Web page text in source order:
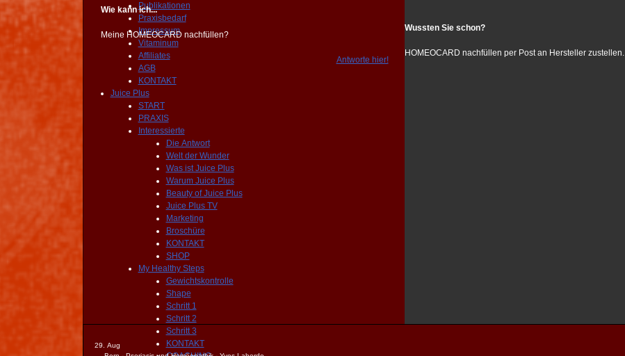
Publikationen
Praxisbedarf
Impressum
Vitaminum
Affiliates
AGB
KONTAKT
Juice Plus
START
PRAXIS
Interessierte
Die Antwort
Welt der Wunder
Was ist Juice Plus
Warum Juice Plus
Beauty of Juice Plus
Juice Plus TV
Marketing
Broschüre
KONTAKT
SHOP
My Healthy Steps
Gewichtskontrolle
Shape
Schritt 1
Schritt 2
Schritt 3
KONTAKT
Wie kann ich...
Meine HOMEOCARD nachfüllen?
Antworte hier!
Wussten Sie schon?
HOMEOCARD nachfüllen per Post an Hersteller zustellen.
29. Aug